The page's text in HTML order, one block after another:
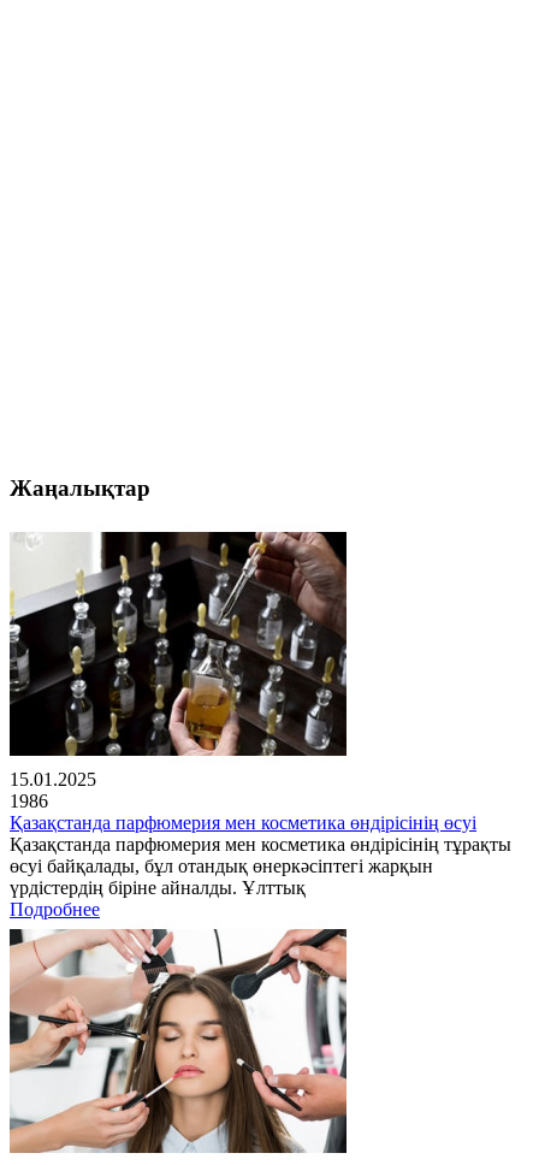
Жаңалықтар
15.01.2025
1986
Қазақстанда парфюмерия мен косметика өндірісінің өсуі
Қазақстанда парфюмерия мен косметика өндірісінің тұрақты
өсуі байқалады, бұл отандық өнеркәсіптегі жарқын
үрдістердің біріне айналды. Ұлттық
Подробнее